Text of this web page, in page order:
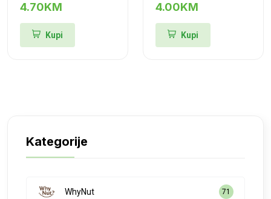
4.70KM
Kupi
4.00KM
Kupi
Kategorije
WhyNut 71